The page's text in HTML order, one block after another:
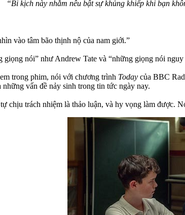
“Bi kịch này nhằm nêu bật sự khủng khiếp khi bạn
vào tâm bão thịnh nộ của nam giới.”
giọng nói” như Andrew Tate và “những giọng nói
trong phim, nói với chương trình Today của BBC
vấn đề nảy sinh trong tin tức ngày nay.
chịu trách nhiệm là thảo luận, và hy vọng làm được.